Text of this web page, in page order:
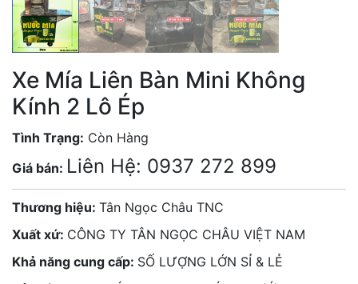
Xe Mía Liên Bàn Mini Không
Kính 2 Lô Ép
Tình Trạng: Còn Hàng
Giá bán: Liên Hệ: 0937 272 899
Thương hiệu: Tân Ngọc Châu TNC
Xuất xứ: CÔNG TY TÂN NGỌC CHÂU VIỆT NAM
Khả năng cung cấp: SỐ LƯỢNG LỚN SỈ & LẺ